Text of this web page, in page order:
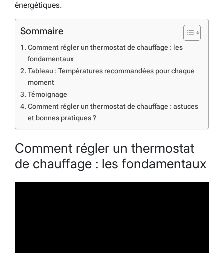
énergétiques.
Sommaire
Comment régler un thermostat de chauffage : les
fondamentaux
Tableau : Températures recommandées pour chaque
moment
Témoignage
Comment régler un thermostat de chauffage : astuces
et bonnes pratiques ?
Comment régler un thermostat
de chauffage : les fondamentaux